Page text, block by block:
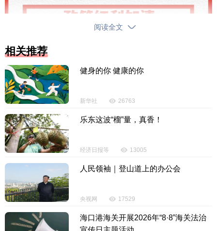
阅读全文
相关推荐
健身的你 健康的你
新华社 26763
乐东这波“榴”量，真香！
经济日报等 13005
人民领袖｜登山道上的办公会
央视网 17529
海口港海关开展2026年“8·8”海关法治